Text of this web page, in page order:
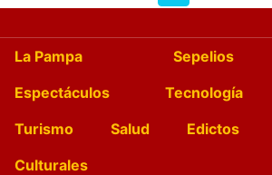
La Pampa Sepelios
Espectáculos
Tecnología
Turismo
Salud Edictos
Culturales